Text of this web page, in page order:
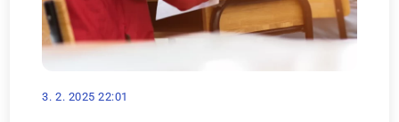
3. 2. 2025 22:01